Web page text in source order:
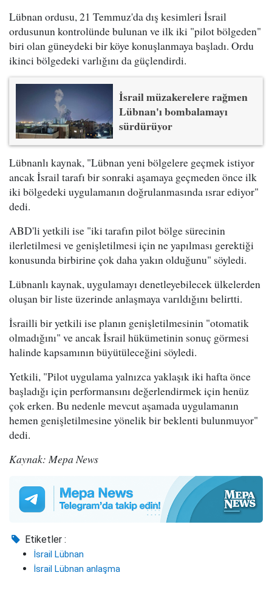
Lübnan ordusu, 21 Temmuz'da dış kesimleri İsrail
ordusunun kontrolünde bulunan ve ilk iki "pilot bölgeden"
biri olan güneydeki bir köye konuşlanmaya başladı. Ordu
ikinci bölgedeki varlığını da güçlendirdi.
İsrail müzakerelere rağmen
Lübnan'ı bombalamayı
sürdürüyor
Lübnanlı kaynak, "Lübnan yeni bölgelere geçmek istiyor
ancak İsrail tarafı bir sonraki aşamaya geçmeden önce ilk
iki bölgedeki uygulamanın doğrulanmasında ısrar ediyor"
dedi.
ABD'li yetkili ise "iki tarafın pilot bölge sürecinin
ilerletilmesi ve genişletilmesi için ne yapılması gerektiği
konusunda birbirine çok daha yakın olduğunu" söyledi.
Lübnanlı kaynak, uygulamayı denetleyebilecek ülkelerden
oluşan bir liste üzerinde anlaşmaya varıldığını belirtti.
İsrailli bir yetkili ise planın genişletilmesinin "otomatik
olmadığını" ve ancak İsrail hükümetinin sonuç görmesi
halinde kapsamının büyütüleceğini söyledi.
Yetkili, "Pilot uygulama yalnızca yaklaşık iki hafta önce
başladığı için performansını değerlendirmek için henüz
çok erken. Bu nedenle mevcut aşamada uygulamanın
hemen genişletilmesine yönelik bir beklenti bulunmuyor"
dedi.
Kaynak: Mepa News
Etiketler :
İsrail Lübnan
İsrail Lübnan anlaşma